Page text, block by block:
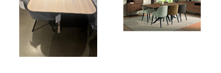
Kasten
Salontafels
Tv-meubelen